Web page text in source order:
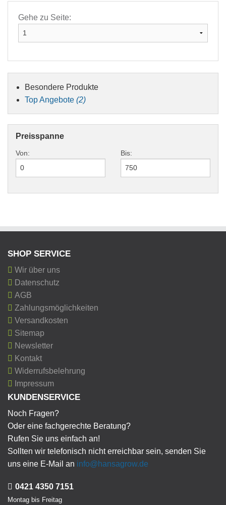
Gehe zu Seite:
Besondere Produkte
Top Angebote (2)
Preisspanne
Von: Bis:
SHOP SERVICE
Wir über uns
Datenschutz
AGB
Zahlungsmöglichkeiten
Versandkosten
Sitemap
Newsletter
Kontakt
Widerrufsbelehrung
Impressum
KUNDENSERVICE
Noch Fragen?
Oder eine fachgerechte Beratung?
Rufen Sie uns einfach an!
Sollten wir telefonisch nicht erreichbar sein, senden Sie
uns eine E-Mail an info@hansagrow.de
0421 4350 7151
Montag bis Freitag